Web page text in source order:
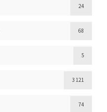
24
68
5
3 121
74